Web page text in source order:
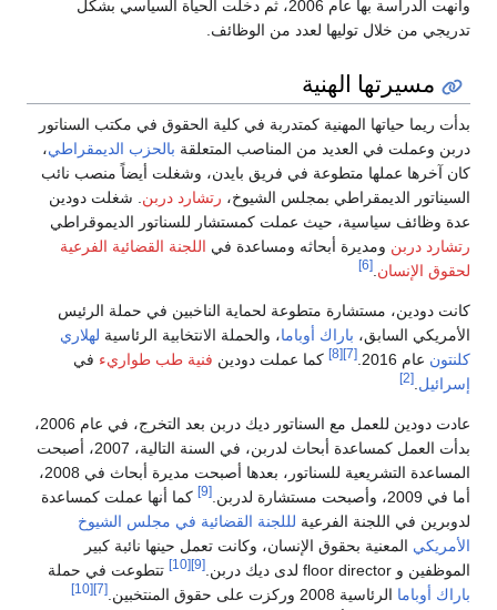
وأنهت الدراسة بها عام 2006، ثم دخلت الحياة السياسي بشكل
تدريجي من خلال توليها لعدد من الوظائف.
مسيرتها الهنية
بدأت ريما حياتها المهنية كمتدربة في كلية الحقوق في مكتب السناتور
دربن وعملت في العديد من المناصب المتعلقة بالحزب الديمقراطي،
كان آخرها عملها متطوعة في فريق بايدن، وشغلت أيضاً منصب نائب
السيناتور الديمقراطي بمجلس الشيوخ، رتشارد دربن . شغلت دودين
عدة وظائف سياسية، حيث عملت كمستشار للسناتور الديموقراطي
رتشارد دربن ومديرة أبحاثه ومساعدة في اللجنة القضائية الفرعية
لحقوق الإنسان [6]
كانت دودين، مستشارة متطوعة لحماية الناخبين في حملة الرئيس
الأمريكي السابق، باراك أوباما، والحملة الانتخابية الرئاسية لهلاري
كلنتون عام 2016. [7]
[8] كما عملت دودين فنية طب طواريء في
إسرائيل [2]
عادت دودين للعمل مع السناتور ديك دربن بعد التخرج، في عام 2006،
بدأت العمل كمساعدة أبحاث لدربن، في السنة التالية، 2007، أصبحت
المساعدة التشريعية للسناتور، بعدها أصبحت مديرة أبحاث في 2008،
أما في 2009، وأصبحت مستشارة لدربن.
[9]
كما أنها عملت كمساعدة
لدوبرين في اللجنة الفرعية لللجنة القضائية في مجلس الشيوخ
الأمريكي المعنية بحقوق الإنسان، وكانت تعمل حينها نائبة كبير
الموظفين و floor director لدى ديك دربن.
[9]
[10]
تتطوعت في حملة
باراك أوباما الرئاسية 2008 وركزت على حقوق المنتخبين. [7]
[10]